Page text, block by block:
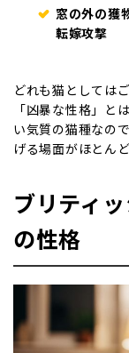
窓の外の獲
転嫁攻撃
どれも猫としては
「凶暴な性格」と
い気質の猫種なの
げる場面がほとんど
ブリティ
の性格